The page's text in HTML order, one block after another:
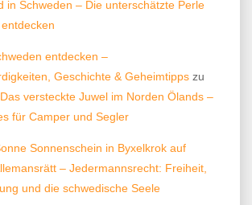
in Schweden – Die unterschätzte Perle
entdecken –
Geschichte & Geheimtipps zu
versteckte Juwel im Norden Ölands –
für Camper und Segler
Sonnenschein in Byxelkrok auf
– Jedermannsrecht: Freiheit,
und die schwedische Seele